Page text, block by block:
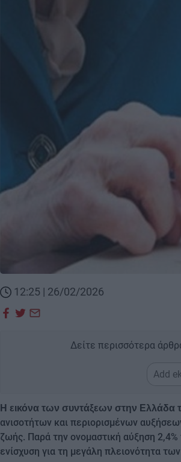
12:25 | 26/02/2026
Δείτε περισσότερα
Add
Η εικόνα των συντάξεων στην Ελλάδα
ανισοτήτων και περιορισμένων
ζωής. Παρά την ονομαστική αύξηση
ενίσχυση για τη μεγάλη πλειονότητα